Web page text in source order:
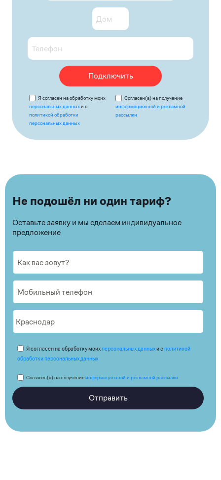
Подключить
Я согласен на обработку моих
персональных данныхи с
политикой обработки
персональных данных
Согласен(а) на получение
информационной и рекламной
рассылки
Не подошёл ни один тариф?
Оставьте заявку и мы сделаем индивидуальное
предложение
Я согласен на обработку моих персональных данныхи с политикой
обработки персональных данных
Согласен(а) на получениеинформационной и рекламной рассылки
Отправить